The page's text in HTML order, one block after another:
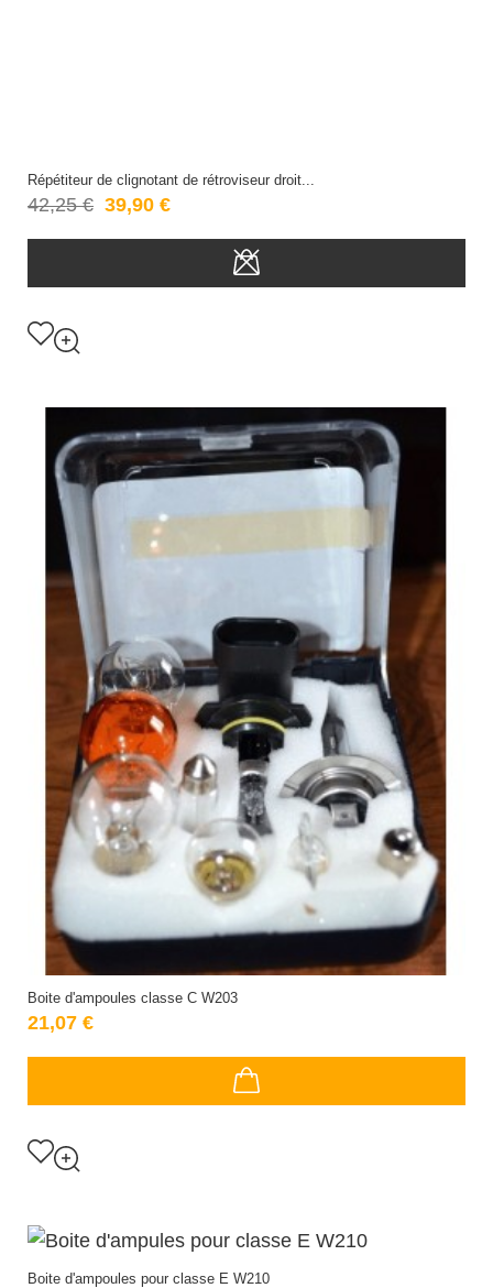
Répétiteur de clignotant de rétroviseur droit...
42,25 € 39,90 €
Boite d'ampoules classe C W203
21,07 €
Boite d'ampoules pour classe E W210